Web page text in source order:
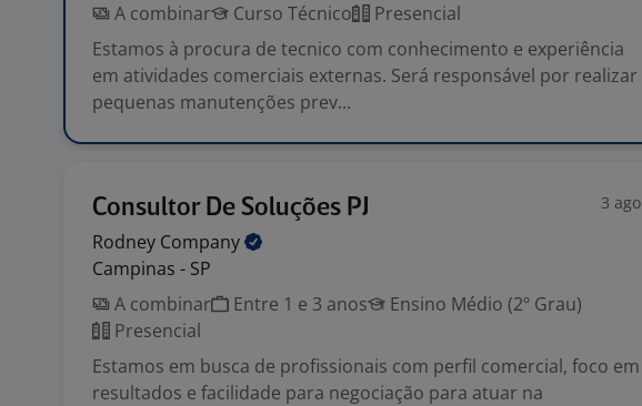
A combinar
Curso Técnico
Presencial
Estamos à procura de tecnico com conhecimento e experiência
em atividades comerciais externas. Será responsável por realizar
pequenas manutenções prev...
Consultor De Soluções PJ 3 ago
Rodney Company
Campinas - SP
A combinar
Entre 1 e 3 anos
Ensino Médio (2º Grau)
Presencial
Estamos em busca de profissionais com perfil comercial, foco em
resultados e facilidade para negociação para atuar na